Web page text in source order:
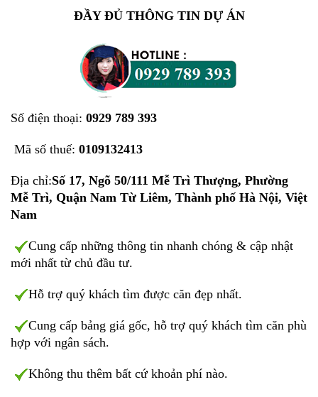
ĐẦY ĐỦ THÔNG TIN DỰ ÁN
Số điện thoại: 0929 789 393
Mã số thuế: 0109132413
Địa chỉ:Số 17, Ngõ 50/111 Mễ Trì Thượng, Phường
Mễ Trì, Quận Nam Từ Liêm, Thành phố Hà Nội, Việt
Nam
Cung cấp những thông tin nhanh chóng & cập nhật
mới nhất từ chủ đầu tư.
Hỗ trợ quý khách tìm được căn đẹp nhất.
Cung cấp bảng giá gốc, hỗ trợ quý khách tìm căn phù
hợp với ngân sách.
Không thu thêm bất cứ khoản phí nào.